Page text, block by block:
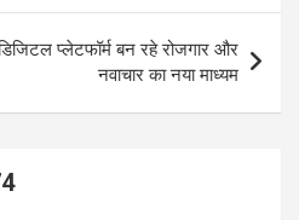
प्लेटफॉर्म बन रहे रोजगार और
नवाचार का नया माध्यम